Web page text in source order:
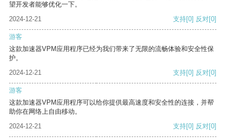
望开发者能够优化一下。
2024-12-21
支持[0] 反对[0]
游客
这款加速器VPM应用程序已经为我们带来了无限的流畅体验和安全性保
护。
2024-12-21
支持[0] 反对[0]
游客
这款加速器VPM应用程序可以给你提供最高速度和安全性的连接，并帮
助你在网络上自由移动。
2024-12-21
支持[0] 反对[0]